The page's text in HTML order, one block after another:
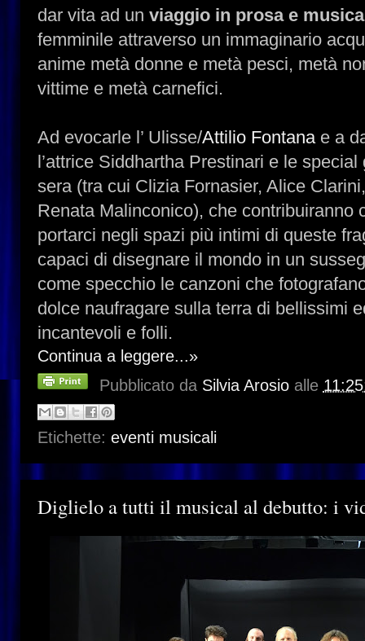
dar vita ad un viaggio in prosa e musica
femminile attraverso un immaginario
anime metà donne e metà pesci, metà
vittime e metà carnefici.
Ad evocarle l’ Ulisse/Attilio Fontana e a
l’attrice Siddhartha Prestinari e le
sera (tra cui Clizia Fornasier, Alice
Renata Malinconico), che contribuiranno
portarci negli spazi più intimi di queste
capaci di disegnare il mondo in un
come specchio le canzoni che
dolce naufragare sulla terra di bellissimi
incantevoli e folli.
Continua a leggere...»
Pubblicato da Silvia Arosio alle
Etichette: eventi musicali
Diglielo a tutti il musical al debutto: i